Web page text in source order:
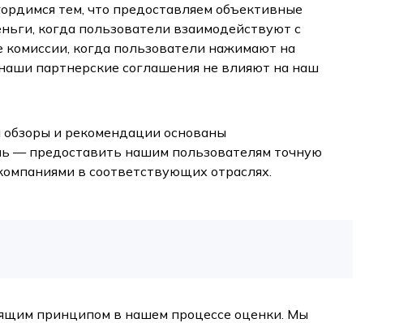
тем, что предоставляем объективные
когда пользователи взаимодействуют с
когда пользователи нажимают на
партнерские соглашения не влияют на наш
и рекомендации основаны
— предоставить нашим пользователям точную
в соответствующих отраслях.
принципом в нашем процессе оценки. Мы